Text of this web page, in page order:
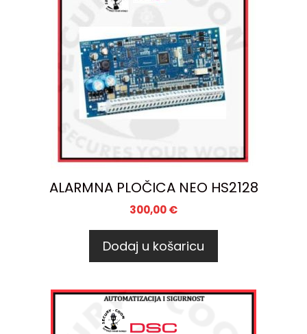
ALARMNA PLOČICA NEO HS2128
300,00€
Dodaj u košaricu